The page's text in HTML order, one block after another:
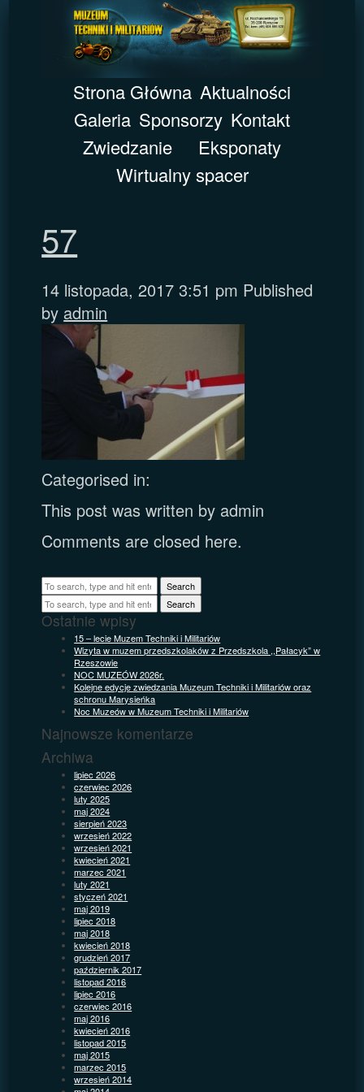
Strona Główna Aktualności
Galeria Sponsorzy Kontakt
Zwiedzanie
Eksponaty
Wirtualny spacer
57
14 listopada, 2017 3:51 pm Published
by admin
Categorised in:
This post was written by admin
Comments are closed here.
Search
Search
Ostatnie wpisy
15 – lecie Muzem Techniki i Militariów
Wizyta w muzem przedszkolaków z Przedszkola ,,Pałacyk” w
Rzeszowie
NOC MUZEÓW 2026r.
Kolejne edycje zwiedzania Muzeum Techniki i Militariów oraz
schronu Marysieńka
Noc Muzeów w Muzeum Techniki i Militariów
Najnowsze komentarze
Archiwa
lipiec 2026
czerwiec 2026
luty 2025
maj 2024
sierpień 2023
wrzesień 2022
wrzesień 2021
kwiecień 2021
marzec 2021
luty 2021
styczeń 2021
maj 2019
lipiec 2018
maj 2018
kwiecień 2018
grudzień 2017
październik 2017
listopad 2016
lipiec 2016
czerwiec 2016
maj 2016
kwiecień 2016
listopad 2015
maj 2015
marzec 2015
wrzesień 2014